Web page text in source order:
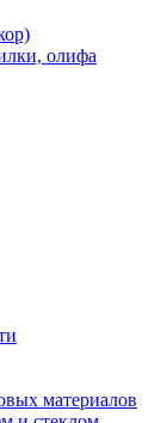
олифа
материалов